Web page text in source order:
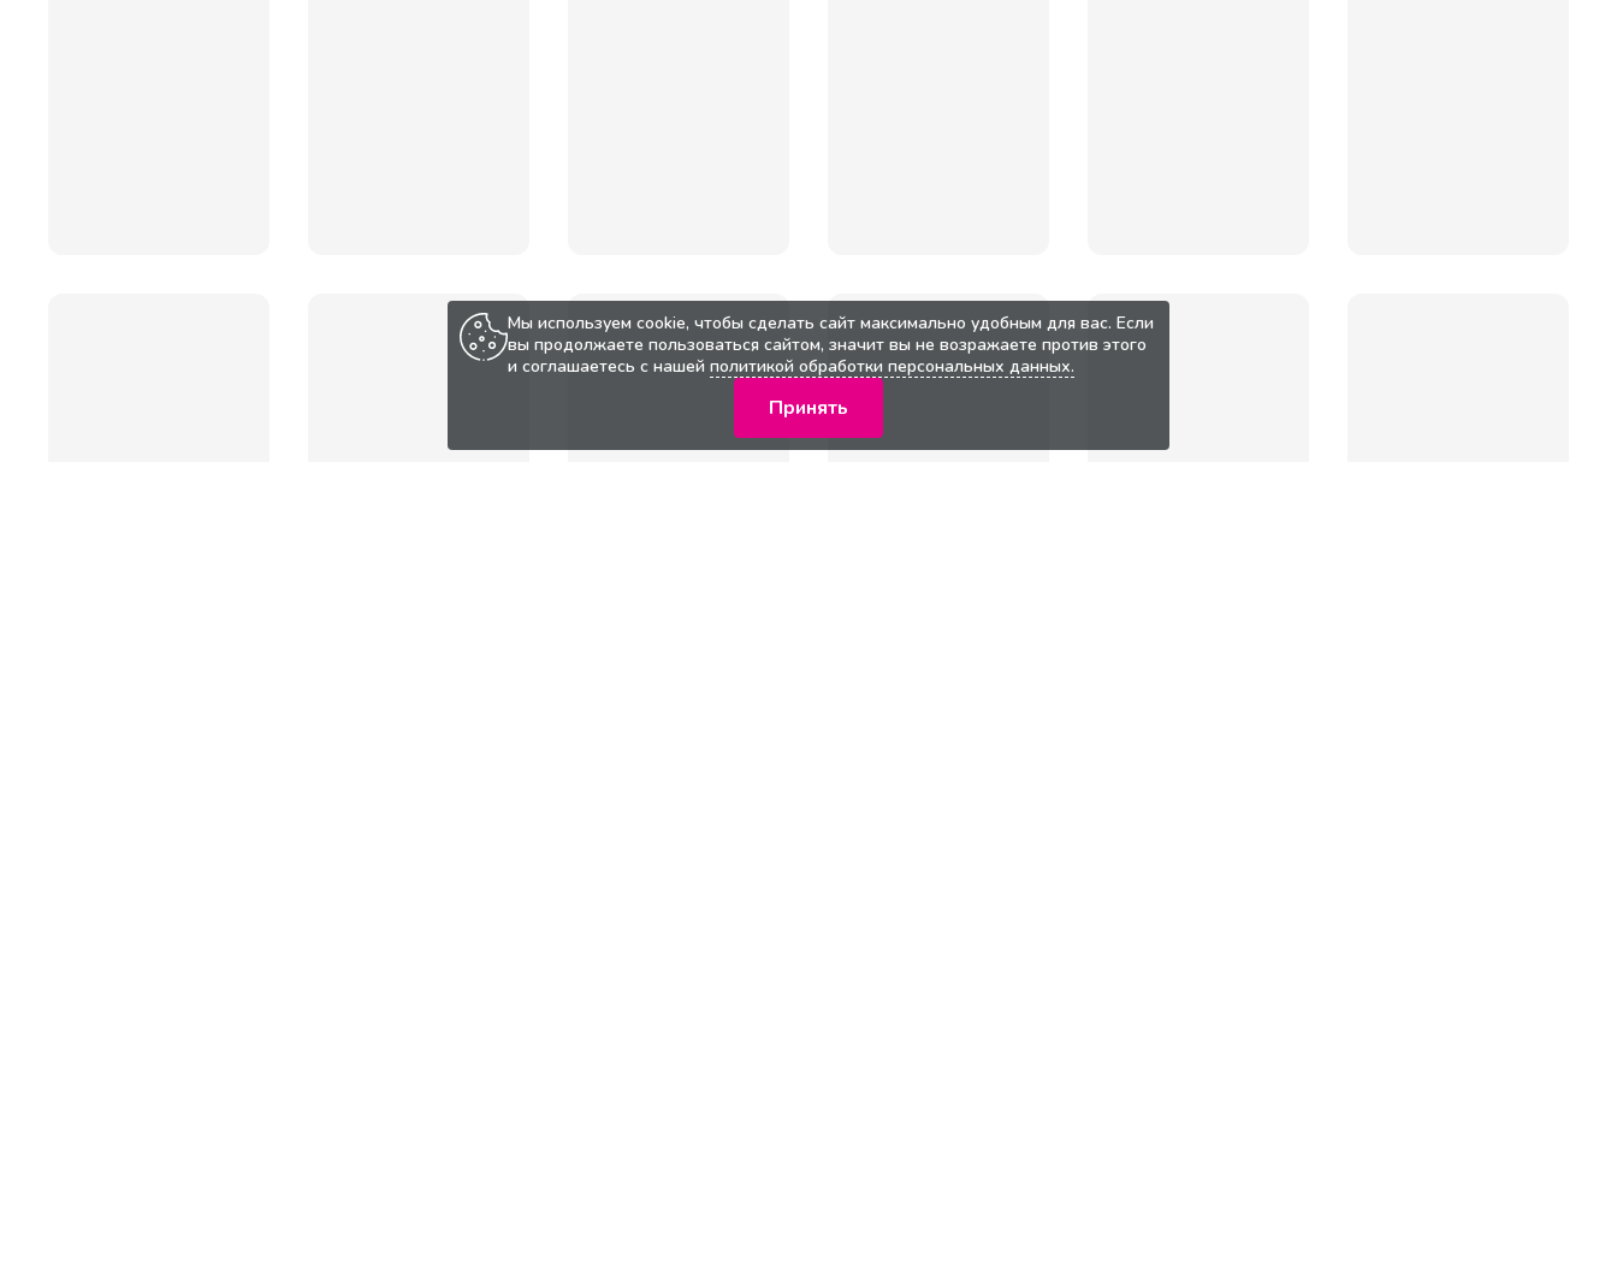
Мы используем cookie, чтобы сделать сайт максимально удобным для вас. Если
вы продолжаете пользоваться сайтом, значит вы не возражаете против этого
и соглашаетесь с нашей политикой обработки персональных данных.
Принять